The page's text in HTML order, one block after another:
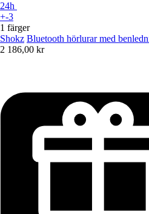
24h
+-3
1 färger
Shokz Bluetooth hörlurar med
2 186,00 kr